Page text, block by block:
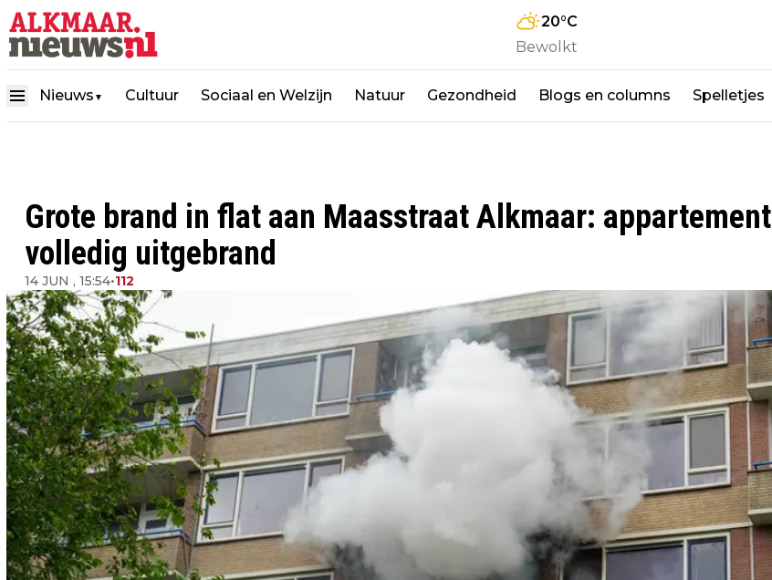
20°C
Bewolkt
Nieuws ▼ Cultuur Sociaal en Welzijn Natuur Gezondheid Blogs en columns Spelletjes
Grote brand in flat aan Maasstraat Alkmaar: appartement
volledig uitgebrand
14 JUN , 15:54•112